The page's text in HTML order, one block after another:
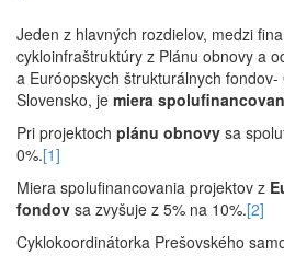
Jeden z hlavných rozdielov, medzi
cykloinfraštruktúry z Plánu obnovy a
a Euróopskych štrukturálnych
Slovensko, je miera
Pri projektoch plánu obnovy sa
0%.[1]
Miera spolufinancovania projektov z
fondov sa zvyšuje z 5% na 10%.[2]
Cyklokoordinátorka Prešovského